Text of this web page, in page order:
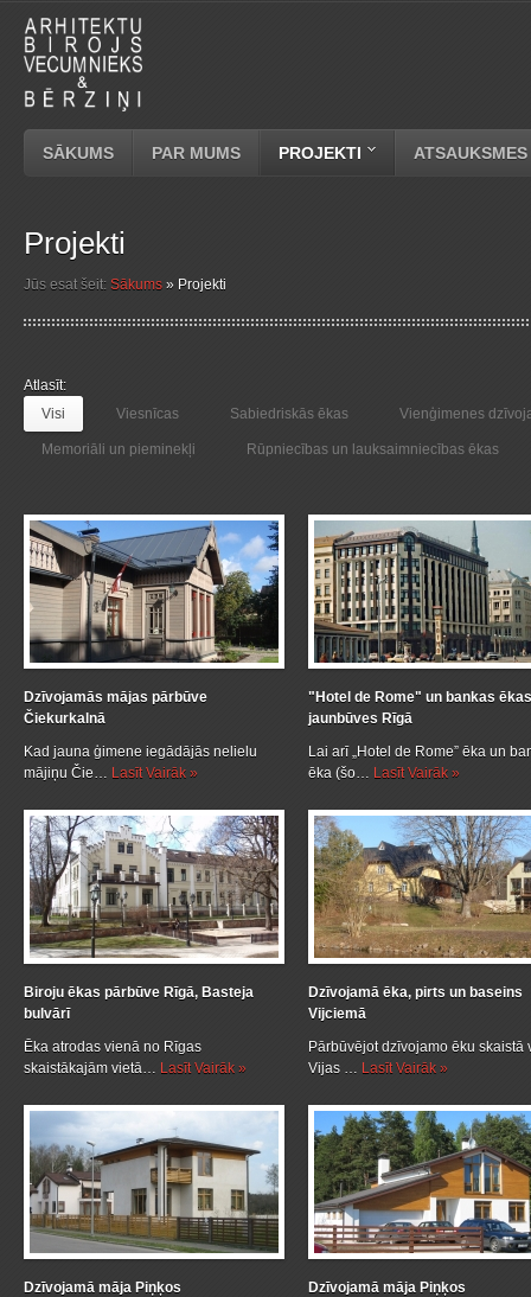
SĀKUMS PAR MUMS PROJEKTI ATSAUKSMES
Projekti
Jūs esat šeit: Sākums » Projekti
Atlasīt:
Visi
Viesnīcas Sabiedriskās ēkas Vienģimenes
Memoriāli un pieminekļi Rūpniecības un lauksaimniecības ēkas
Dzīvojamās mājas pārbūve
Čiekurkalnā
Kad jauna ģimene iegādājās nelielu
mājiņu Čie… Lasīt Vairāk »
"Hotel de Rome" un bankas ēkas
jaunbūves Rīgā
Lai arī „Hotel de Rome” ēka un
ēka (šo… Lasīt Vairāk »
Biroju ēkas pārbūve Rīgā, Basteja
bulvārī
Ēka atrodas vienā no Rīgas
skaistākajām vietā… Lasīt Vairāk »
Dzīvojamā ēka, pirts un baseins
Vijciemā
Pārbūvējot dzīvojamo ēku skaistā
Vijas … Lasīt Vairāk »
Dzīvojamā māja Piņķos
Dzīvojamā māja Piņķos